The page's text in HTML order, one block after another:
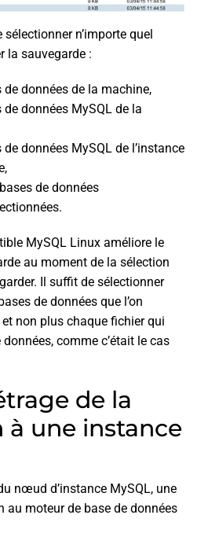
sélectionner n’importe quel
la sauvegarde :
données de la machine,
données MySQL de la
données MySQL de l’instance
de données
MySQL Linux améliore le
au moment de la sélection
Il suffit de sélectionner
de données que l’on
non plus chaque fichier qui
comme c’était le cas
de la
à une instance
nœud d’instance MySQL, une
au moteur de base de données